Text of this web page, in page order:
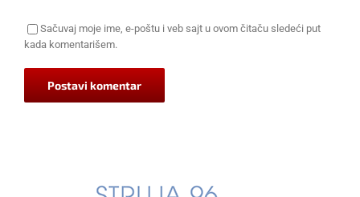
Sačuvaj moje ime, e-poštu i veb sajt u ovom čitaču sledeći put
kada komentarišem.